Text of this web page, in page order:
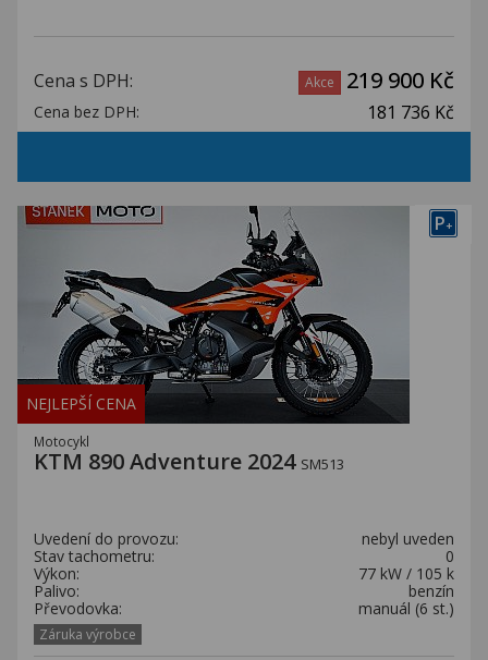
Cena s DPH: Akce 219 900 Kč
Cena bez DPH: 181 736 Kč
P+
NEJLEPŠÍ CENA
Motocykl
KTM 890 Adventure 2024 SM513
Uvedení do provozu:
nebyl uveden
Stav tachometru:
0
Výkon:
77 kW / 105 k
Palivo:
benzín
Převodovka:
manuál (6 st.)
Záruka výrobce